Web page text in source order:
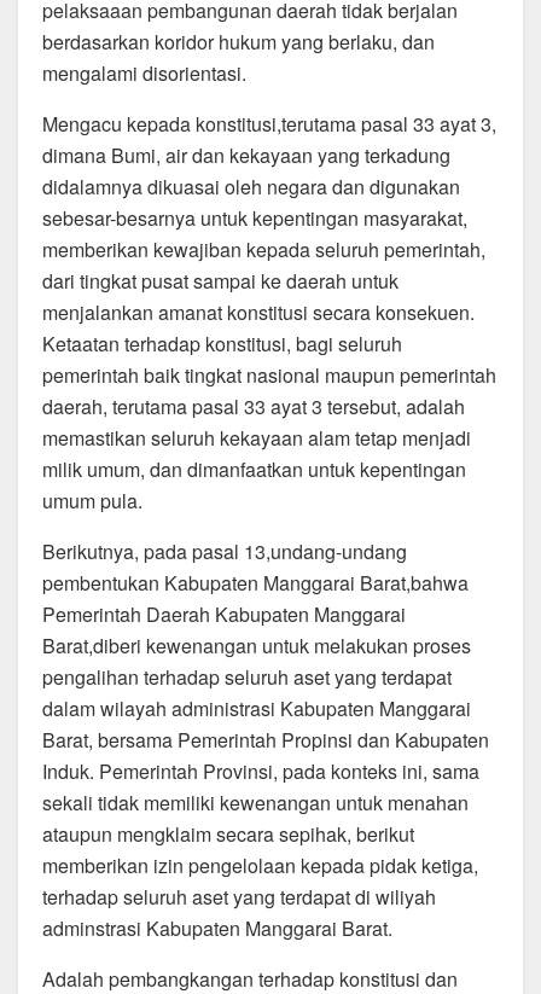
pelaksaaan pembangunan daerah tidak berjalan
berdasarkan koridor hukum yang berlaku, dan
mengalami disorientasi.
Mengacu kepada konstitusi,terutama pasal 33 ayat 3,
dimana Bumi, air dan kekayaan yang terkadung
didalamnya dikuasai oleh negara dan digunakan
sebesar-besarnya untuk kepentingan masyarakat,
memberikan kewajiban kepada seluruh pemerintah,
dari tingkat pusat sampai ke daerah untuk
menjalankan amanat konstitusi secara konsekuen.
Ketaatan terhadap konstitusi, bagi seluruh
pemerintah baik tingkat nasional maupun pemerintah
daerah, terutama pasal 33 ayat 3 tersebut, adalah
memastikan seluruh kekayaan alam tetap menjadi
milik umum, dan dimanfaatkan untuk kepentingan
umum pula.
Berikutnya, pada pasal 13,undang-undang
pembentukan Kabupaten Manggarai Barat,bahwa
Pemerintah Daerah Kabupaten Manggarai
Barat,diberi kewenangan untuk melakukan proses
pengalihan terhadap seluruh aset yang terdapat
dalam wilayah administrasi Kabupaten Manggarai
Barat, bersama Pemerintah Propinsi dan Kabupaten
Induk. Pemerintah Provinsi, pada konteks ini, sama
sekali tidak memiliki kewenangan untuk menahan
ataupun mengklaim secara sepihak, berikut
memberikan izin pengelolaan kepada pidak ketiga,
terhadap seluruh aset yang terdapat di wiliyah
adminstrasi Kabupaten Manggarai Barat.
Adalah pembangkangan terhadap konstitusi dan